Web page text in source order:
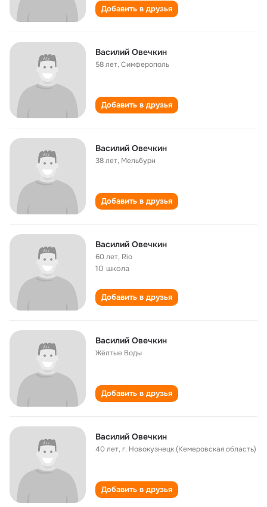
Добавить в друзья
Василий Овечкин
58 лет,Симферополь
Добавить в друзья
Василий Овечкин
38 лет, Мельбурн
Добавить в друзья
Василий Овечкин
60 лет, Rio
10 школа
Добавить в друзья
Василий Овечкин
Жёлтые Воды
Добавить в друзья
Василий Овечкин
40 лет,г. Новокузнецк (Кемеровская область)
Добавить в друзья